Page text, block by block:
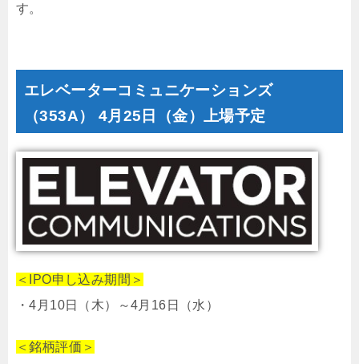
す。
エレベーターコミュニケーションズ
（353A） 4月25日（金）上場予定
＜IPO申し込み期間＞
・4月10日（木）～4月16日（水）
＜銘柄評価＞